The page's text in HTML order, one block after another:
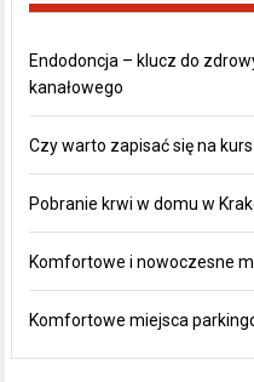
Endodoncja – klucz do
kanałowego
Czy warto zapisać się na
Pobranie krwi w domu w
Komfortowe i nowoczesne
Komfortowe miejsca